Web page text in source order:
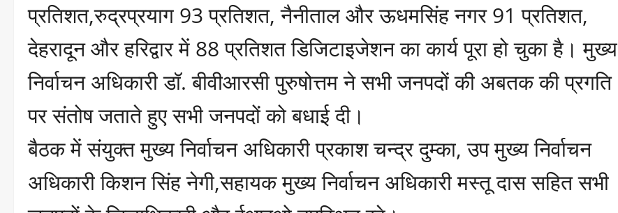
प्रतिशत,रुद्रप्रयाग 93 प्रतिशत, नैनीताल और ऊधमसिंह नगर 91 प्रतिशत,
देहरादून और हरिद्वार में 88 प्रतिशत डिजिटाइजेशन का कार्य पूरा हो चुका है। मुख्य
निर्वाचन अधिकारी डॉ. बीवीआरसी पुरुषोत्तम ने सभी जनपदों की अबतक की प्रगति
पर संतोष जताते हुए सभी जनपदों को बधाई दी।
बैठक में संयुक्त मुख्य निर्वाचन अधिकारी प्रकाश चन्द्र दुम्का, उप मुख्य निर्वाचन
अधिकारी किशन सिंह नेगी,सहायक मुख्य निर्वाचन अधिकारी मस्तू दास सहित सभी